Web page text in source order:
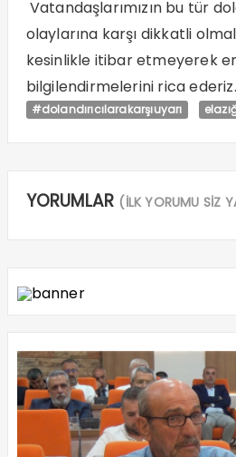
Vatandaşlarımızın bu tür
olaylarına karşı dikkatli
kesinlikle itibar etmeyerek
bilgilendirmelerini rica
#dolandırıcılarakarşıuyarı
YORUMLAR (İLK YORUMU SİZ